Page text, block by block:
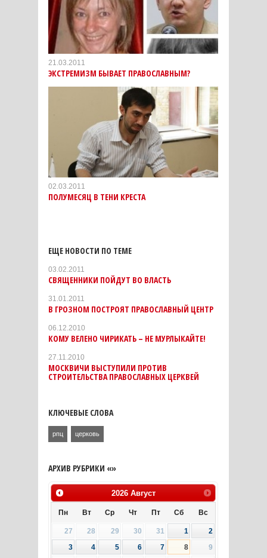
21.03.2011
ЭКСТРЕМИЗМ БЫВАЕТ ПРАВОСЛАВНЫМ?
02.03.2011
ПОЛУМЕСЯЦ В ТЕНИ КРЕСТА
ЕЩЕ НОВОСТИ ПО ТЕМЕ
03.02.2011
СВЯЩЕННИКИ ПОЙДУТ ВО ВЛАСТЬ
31.01.2011
В ГРОЗНОМ ПОСТРОЯТ ПРАВОСЛАВНЫЙ ЦЕНТР
06.12.2010
КОМУ ВЕЛЕНО ЧИРИКАТЬ – НЕ МУРЛЫКАЙТЕ!
27.11.2010
МОСКВИЧИ ВЫСТУПИЛИ ПРОТИВ
СТРОИТЕЛЬСТВА ПРАВОСЛАВНЫХ ЦЕРКВЕЙ
КЛЮЧЕВЫЕ СЛОВА
рпц церковь
АРХИВ РУБРИКИ «»
2026 Август
Пн Вт Ср Чт Пт Сб Вс
27 28 29 30 31 1
2
3
4 5 6 7 8
9